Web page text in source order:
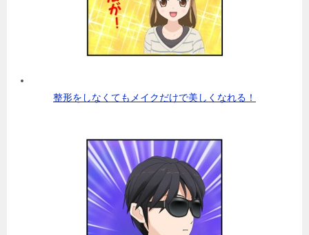
整形をしなくてもメイクだけで美しくなれる！